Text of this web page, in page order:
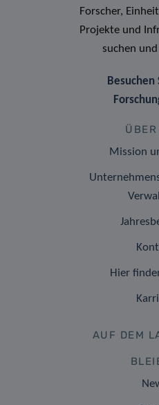
Forscher,
Projekte und
suchen
Besuchen
Mission
Hier
AUF DEM